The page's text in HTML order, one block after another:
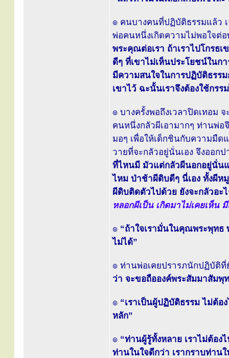
๏ คนบางคนที่ปฏิบัติธรรมแล้ว
พ่อคนหนึ่งเกิดความไม่พอใจต่
พระคุณต่อเรา ถ้าเราไปโกรธ
ดีๆ ที่เขาไม่เห็นประโยชน์ในก
มีความสนใจในการปฏิบัติธรรม
เขาไว้ ฉะนั้นเราจึงต้องใช้กร
๏ บางครั้งพอถึงเวลาปิดเทอม
คนหนึ่งกลัวผีเอามากๆ ท่านพ่อ
มอๆ เพื่อให้เด็กชินกับความมืด
วายที่จะกลัวอยู่นั่นเอง จึงออ
ที่ไหนมี มัวแต่กลัวผีนอกอยู่นั่น
ไหม ป่าช้าผีดิบดีๆ นี่เอง ทั้งผีห
ผีดิบติดตัวไปด้วย ยังจะกลัวอะ
หลอกผีเป็น เกิดมาไม่เคยเห็น
๏ “ถ้าใจเรามั่นในคุณพระพุทธ
ไม่ได้”
๏ ท่านพ่อเคยปรารภนักปฏิบัติ
ว่า จะขอถือองค์พระสัมมาสัมพุ
๏ “เราเป็นผู้ปฏิบัติธรรม ไม่ต้อ
หลัก”
๏ “ท่านผู้รู้ทั้งหลาย เราไม่ต้อง
ท่านในใจดีกว่า เรากราบท่าน